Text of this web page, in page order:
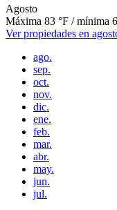
Agosto
Máxima 83 °F / mínima
Ver propiedades en
ago.
sep.
oct.
nov.
dic.
ene.
feb.
mar.
abr.
may.
jun.
jul.